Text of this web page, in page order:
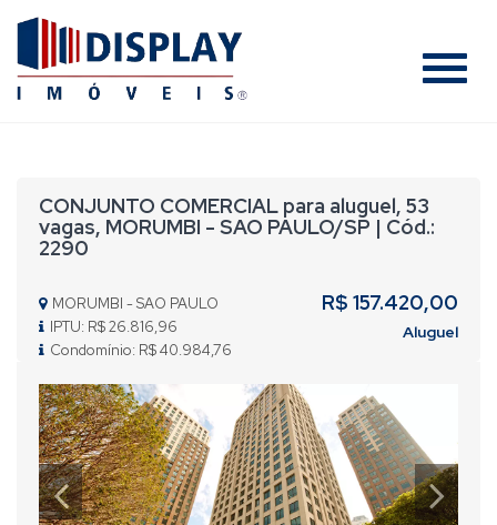
#
CONJUNTO COMERCIAL para aluguel, 53
vagas, MORUMBI - SAO PAULO/SP | Cód.:
2290
MORUMBI - SAO PAULO
IPTU: R$ 26.816,96
Condomínio: R$ 40.984,76
R$ 157.420,00
Aluguel
Previous